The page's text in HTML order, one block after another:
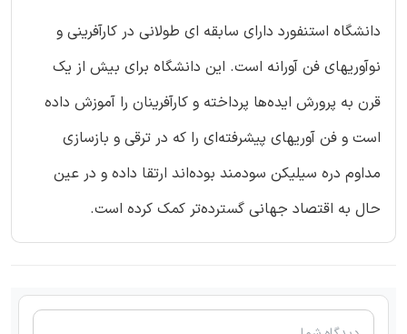
دانشگاه استنفورد دارای سابقه ای طولانی در کارآفرینی و
نوآوریهای فن آورانه است. این دانشگاه برای بیش از یک
قرن به پرورش ایده‌ها پرداخته و کارآفرینان را آموزش داده
است و فن آوریهای پیشرفته‌ای را که در ترقی و بازسازی
مداوم دره سیلیکن سودمند بوده‌اند ارتقا داده و در عین
حال به اقتصاد جهانی گسترده‌تر کمک کرده است.